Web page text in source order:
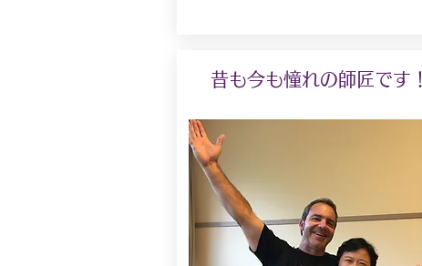
昔も今も憧れの師匠です！